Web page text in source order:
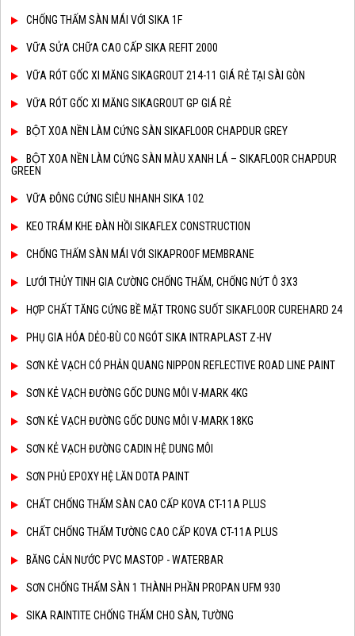
CHỐNG THẤM SÀN MÁI VỚI SIKA 1F
VỮA SỬA CHỮA CAO CẤP SIKA REFIT 2000
VỮA RÓT GỐC XI MĂNG SIKAGROUT 214-11 GIÁ RẺ TẠI SÀI GÒN
VỮA RÓT GỐC XI MĂNG SIKAGROUT GP GIÁ RẺ
BỘT XOA NỀN LÀM CỨNG SÀN SIKAFLOOR CHAPDUR GREY
BỘT XOA NỀN LÀM CỨNG SÀN MÀU XANH LÁ – SIKAFLOOR CHAPDUR
GREEN
VỮA ĐÔNG CỨNG SIÊU NHANH SIKA 102
KEO TRÁM KHE ĐÀN HỒI SIKAFLEX CONSTRUCTION
CHỐNG THẤM SÀN MÁI VỚI SIKAPROOF MEMBRANE
LƯỚI THỦY TINH GIA CƯỜNG CHỐNG THẤM, CHỐNG NỨT Ô 3X3
HỢP CHẤT TĂNG CỨNG BỀ MẶT TRONG SUỐT SIKAFLOOR CUREHARD 24
PHỤ GIA HÓA DẺO-BÙ CO NGÓT SIKA INTRAPLAST Z-HV
SƠN KẺ VẠCH CÓ PHẢN QUANG NIPPON REFLECTIVE ROAD LINE PAINT
SƠN KẺ VẠCH ĐƯỜNG GỐC DUNG MÔI V-MARK 4KG
SƠN KẺ VẠCH ĐƯỜNG GỐC DUNG MÔI V-MARK 18KG
SƠN KẺ VẠCH ĐƯỜNG CADIN HỆ DUNG MÔI
SƠN PHỦ EPOXY HỆ LĂN DOTA PAINT
CHẤT CHỐNG THẤM SÀN CAO CẤP KOVA CT-11A PLUS
CHẤT CHỐNG THẤM TƯỜNG CAO CẤP KOVA CT-11A PLUS
BĂNG CẢN NƯỚC PVC MASTOP - WATERBAR
SƠN CHỐNG THẤM SÀN 1 THÀNH PHẦN PROPAN UFM 930
SIKA RAINTITE CHỐNG THẤM CHO SÀN, TƯỜNG